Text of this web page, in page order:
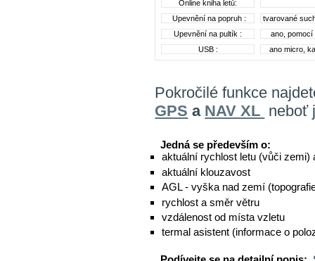
Online kniha letů:
Upevnění na popruh :
tvarované
Upevnění na pultík :
ano,
USB :
ano micro,
Pokročilé funkce
GPS a NAV XL neboť
Jedná se především o:
aktuální rychlost letu (vůči zemi)
aktuální klouzavost
AGL - vyška nad zemí
rychlost a směr větru
vzdálenost od místa vzletu
termal asistent (informace o